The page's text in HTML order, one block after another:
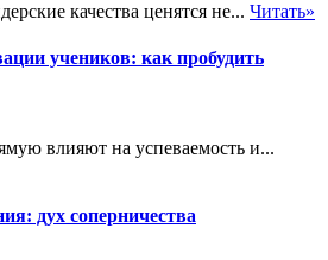
качества ценятся не... Читать»
учеников: как пробудить
влияют на успеваемость и...
дух соперничества